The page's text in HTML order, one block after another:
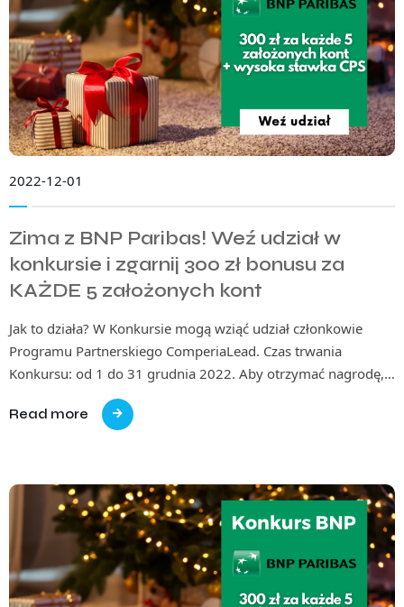
2022-12-01
Zima z BNP Paribas! Weź udział w
konkursie i zgarnij 300 zł bonusu za
KAŻDE 5 założonych kont
Jak to działa? W Konkursie mogą wziąć udział członkowie
Programu Partnerskiego ComperiaLead. Czas trwania
Konkursu: od 1 do 31 grudnia 2022. Aby otrzymać nagrodę,…
Read more